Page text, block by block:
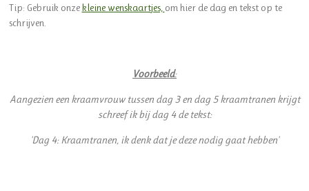
Tip: Gebruik onzekleine wenskaartjes, om hier de dag en tekst op te
schrijven.
Voorbeeld:
Aangezien een kraamvrouw tussen dag 3 en dag 5 kraamtranen krijgt
schreef ik bij dag 4 de tekst:
'Dag 4: Kraamtranen, ik denk dat je deze nodig gaat hebben'